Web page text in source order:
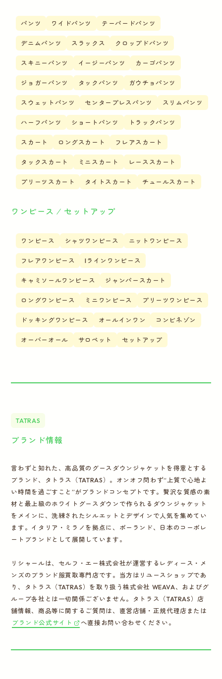
パンツ ワイドパンツ テーパードパンツ
デニムパンツ スラックス クロップドパンツ
スキニーパンツ イージーパンツ カーゴパンツ
ジョガーパンツ タックパンツ ガウチョパンツ
スウェットパンツ センタープレスパンツ スリムパンツ
ハーフパンツ ショートパンツ トラックパンツ
スカート ロングスカート フレアスカート
タックスカート ミニスカート レーススカート
プリーツスカート タイトスカート チュールスカート
ワンピース ⁄ セットアップ
ワンピース シャツワンピース ニットワンピース
フレアワンピース Iラインワンピース
キャミソールワンピース ジャンパースカート
ロングワンピース ミニワンピース プリーツワンピース
ドッキングワンピース オールインワン コンビネゾン
オーバーオール サロペット セットアップ
TATRAS
ブランド情報
言わずと知れた、高品質のグースダウンジャケットを得意とする
ブランド、タトラス（TATRAS）。オンオフ問わず“上質で心地よ
い時間を過ごすこと”がブランドコンセプトです。贅沢な質感の素
材と最上級のホワイトグースダウンで作られるダウンジャケット
をメインに、洗練されたシルエットとデザインで人気を集めてい
ます。イタリア・ミラノを拠点に、ポーランド、日本のコーポレ
ートブランドとして展開しています。
リシャールは、セルフ・エー株式会社が運営するレディース・メ
ンズのブランド服買取専門店です。当方はリユースショップであ
り、タトラス（TATRAS）を取り扱う株式会社 WEAVA、およびグ
ループ各社とは一切関係ございません。タトラス（TATRAS）店
舗情報、商品等に関するご質問は、直営店舗・正規代理店または
ブランド公式サイト
へ直接お問い合わせください。